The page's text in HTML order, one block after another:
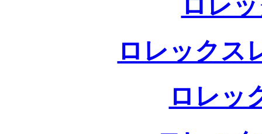
ロレ
ロレックス
ロレッ